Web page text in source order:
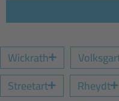
Wickrath
Streetart
Rheydt